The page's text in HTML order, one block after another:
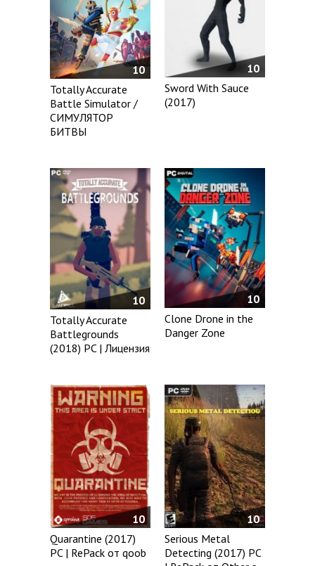
10
Totally Accurate
Battle Simulator /
СИМУЛЯТОР
БИТВЫ
10
Sword With Sauce
(2017)
10
Totally Accurate
Battlegrounds
(2018) PC | Лицензия
10
Clone Drone in the
Danger Zone
10
Quarantine (2017)
PC | RePack от qoob
10
Serious Metal
Detecting (2017) PC